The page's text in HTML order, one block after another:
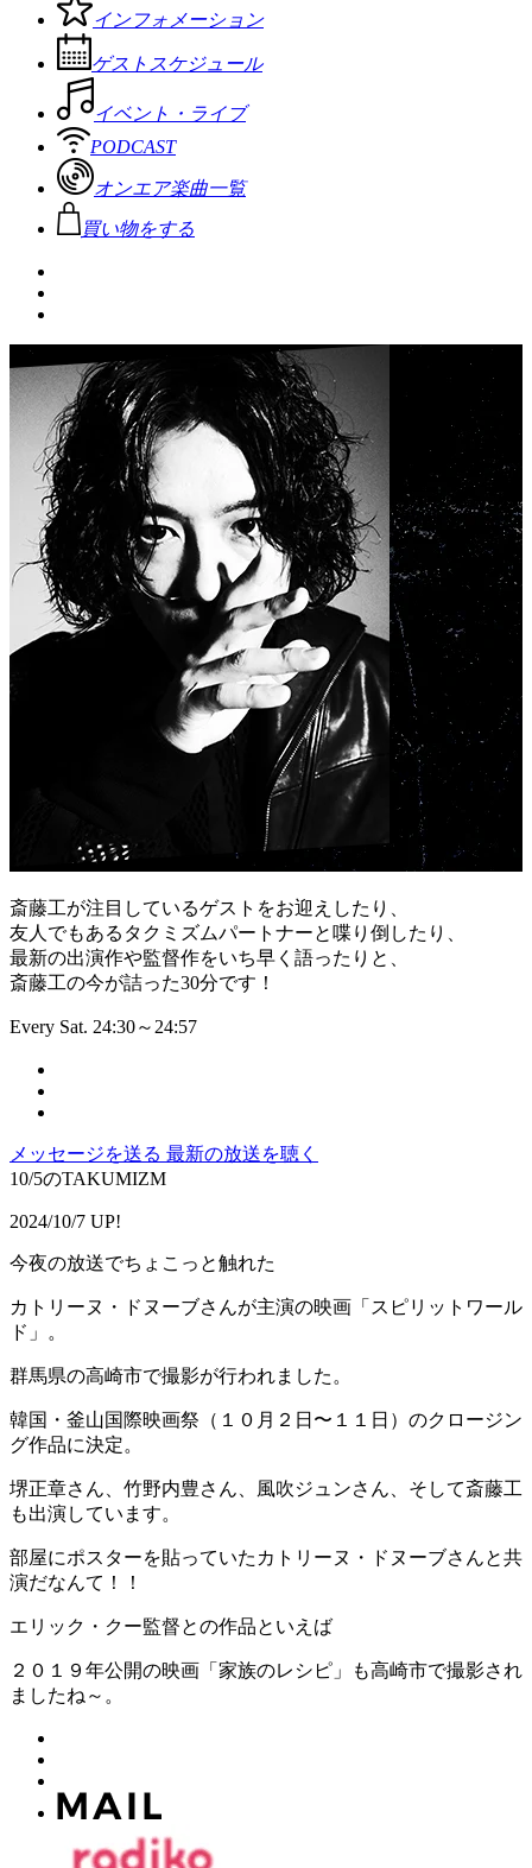
インフォメーション
ゲストスケジュール
イベント・ライブ
PODCAST
オンエア楽曲一覧
買い物をする
斎藤工が注目しているゲストをお迎えしたり、
友人でもあるタクミズムパートナーと喋り倒したり、
最新の出演作や監督作をいち早く語ったりと、
斎藤工の今が詰った30分です！
Every Sat. 24:30～24:57
メッセージを送る 最新の放送を聴く
10/5のTAKUMIZM
2024/10/7 UP!
今夜の放送でちょこっと触れた
カトリーヌ・ドヌーブさんが主演の映画「スピリットワール
ド」。
群馬県の高崎市で撮影が行われました。
韓国・釜山国際映画祭（１０月２日〜１１日）のクロージン
グ作品に決定。
堺正章さん、竹野内豊さん、風吹ジュンさん、そして斎藤工
も出演しています。
部屋にポスターを貼っていたカトリーヌ・ドヌーブさんと共
演だなんて！！
エリック・クー監督との作品といえば
２０１９年公開の映画「家族のレシピ」も高崎市で撮影され
ましたね～。